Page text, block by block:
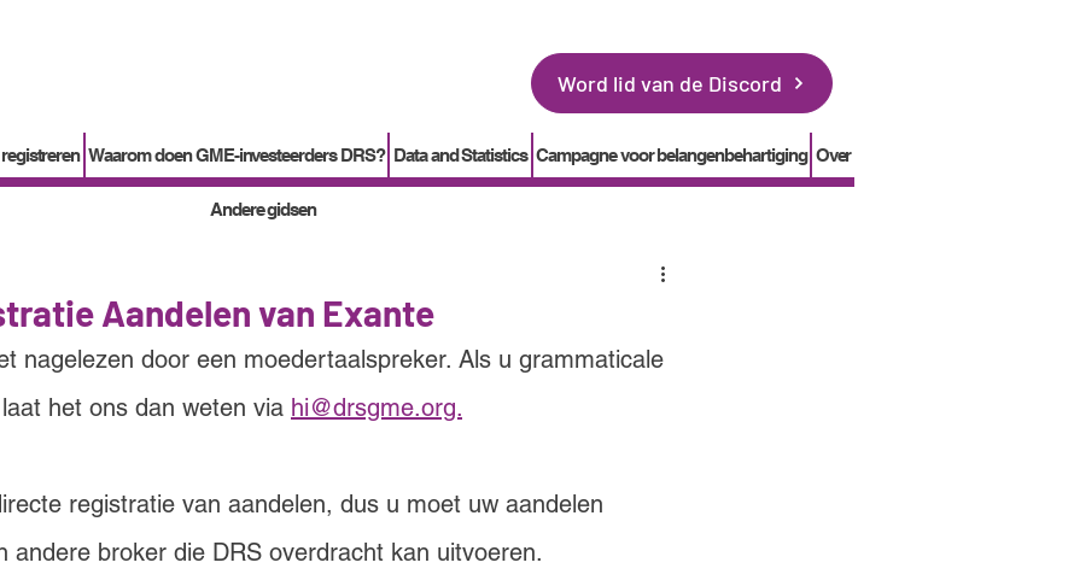
Word lid van de Discord
Waarom doen GME-investeerders DRS? Data and Statistics Campagne voor belangenbehartiging Over
Andere gidsen
Aandelen van Exante
nagelezen door een moedertaalspreker. Als u grammaticale
het ons dan weten via hi@drsgme.org.
registratie van aandelen, dus u moet uw aandelen
andere broker die DRS overdracht kan uitvoeren.